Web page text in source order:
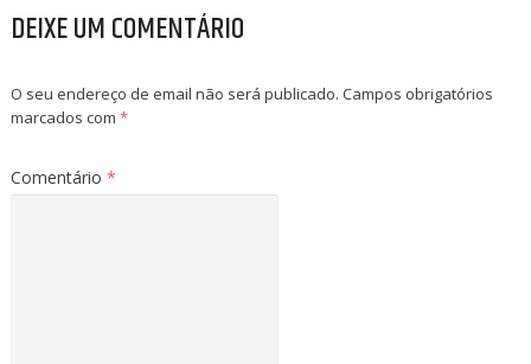
DEIXE UM COMENTÁRIO
O seu endereço de email não será publicado. Campos obrigatórios
marcados com *
Comentário *